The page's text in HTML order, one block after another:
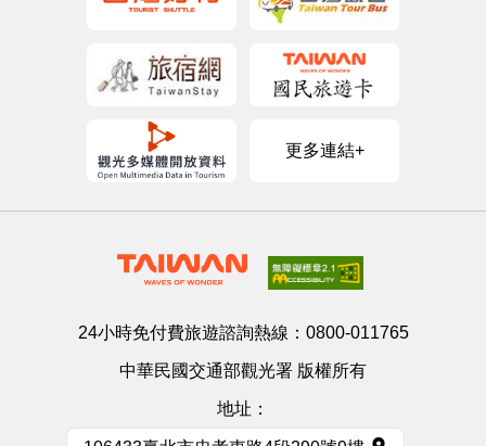
更多連結+
24小時免付費旅遊諮詢熱線： 0800-011765
中華民國交通部觀光署 版權所有
地址：